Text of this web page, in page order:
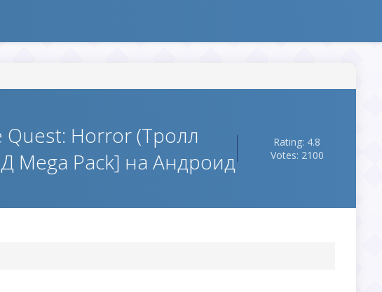
Quest: Horror (Тролл
Mega Pack] на Андроид
Rating: 4.8
Votes: 2100